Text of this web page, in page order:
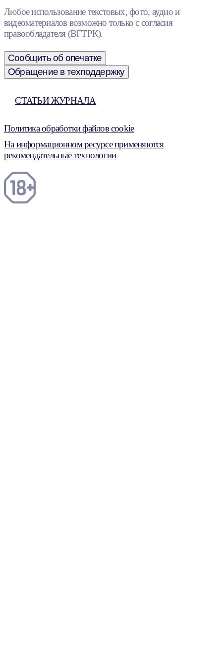
Любое использование текстовых, фото, аудио и
видеоматериалов возможно только с согласия
правообладателя (ВГТРК).
Сообщить об опечатке
Обращение в техподдержку
СТАТЬИ ЖУРНАЛА
Политика обработки файлов cookie
На информационном ресурсе применяются
рекомендательные технологии